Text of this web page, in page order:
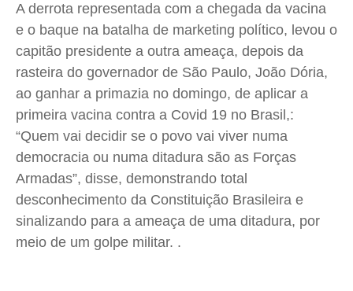
A derrota representada com a chegada da vacina
e o baque na batalha de marketing político, levou o
capitão presidente a outra ameaça, depois da
rasteira do governador de São Paulo, João Dória,
ao ganhar a primazia no domingo, de aplicar a
primeira vacina contra a Covid 19 no Brasil,:
“Quem vai decidir se o povo vai viver numa
democracia ou numa ditadura são as Forças
Armadas”, disse, demonstrando total
desconhecimento da Constituição Brasileira e
sinalizando para a ameaça de uma ditadura, por
meio de um golpe militar. .